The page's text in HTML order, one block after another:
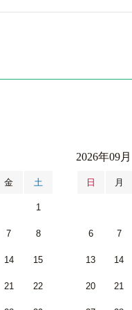
金 土
1
7 8
14 15
21 22
2026年09月
日 月
6 7
13 14
20 21